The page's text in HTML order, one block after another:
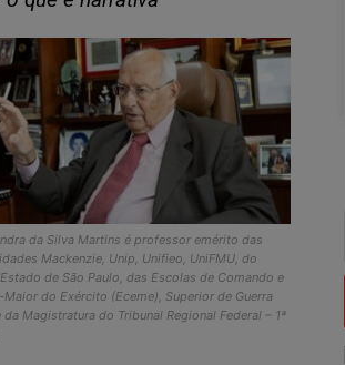
da Silva Martins é professor emérito das
Mackenzie, Unip, Unifieo, UniFMU, do
de São Paulo, das Escolas de Comando e
Maior do Exército (Eceme), Superior de Guerra
da Magistratura do Tribunal Regional Federal – 1ª